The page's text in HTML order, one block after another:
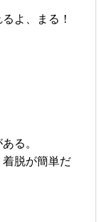
よ、まる！
る。
脱が簡単だ